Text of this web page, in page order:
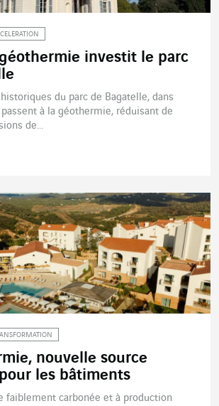
investit le parc
historiques du parc de Bagatelle, dans
passent à la géothermie, réduisant de
de...
nouvelle source
les bâtiments
faiblement carbonée et à production